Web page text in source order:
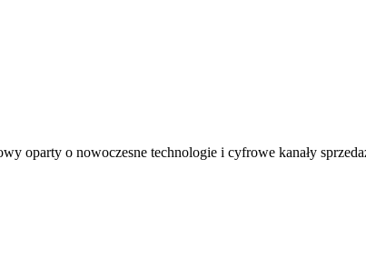
oparty o nowoczesne technologie i cyfrowe kanały